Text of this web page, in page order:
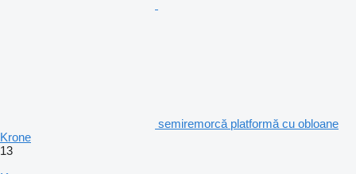
semiremorcă platformă cu obloane
Krone
13